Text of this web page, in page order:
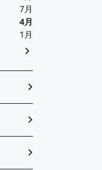
7月
4月
1月